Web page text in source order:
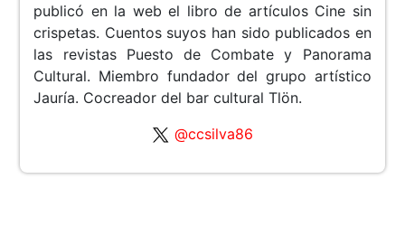
publicó en la web el libro de artículos Cine sin
crispetas. Cuentos suyos han sido publicados en
las revistas Puesto de Combate y Panorama
Cultural. Miembro fundador del grupo artístico
Jauría. Cocreador del bar cultural Tlön.
@ccsilva86